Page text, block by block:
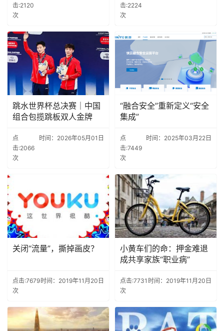
击:2120
次
击:2224
次
跳水世界杯总决赛｜中国
组合包揽跳板双人金牌
点
击:2066
次
时间：2026年05月01日
“融合安全”重新定义“安全
集成”
点
击:7449
次
时间：2025年03月22日
关闭“流量”，撕掉画皮？
点击:7679
次
时间：2019年11月20日
小黄车们的命：押金难退
成共享家族“职业病”
点击:7731
次
时间：2019年11月20日